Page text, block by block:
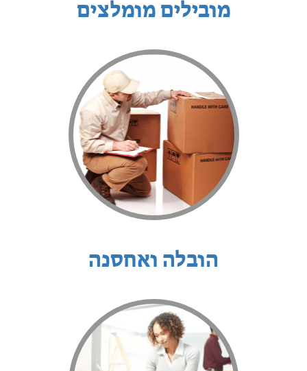
מובילים מומלצים
הובלה ואחסנה